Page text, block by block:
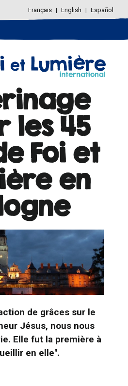
Français English Español
les 45
Foi et
en
de grâces sur le
Jésus, nous nous
Elle fut la première à
en elle".